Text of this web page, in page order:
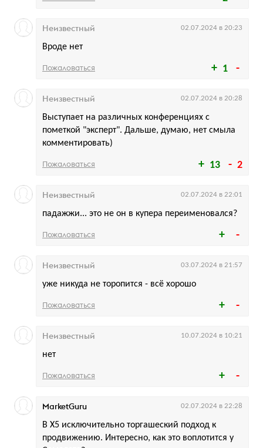
1
Вроде нет
Неизвестный 02.07.2024 в 20:23
Пожаловаться
13 2
Выступает на различных конференциях с
пометкой "эксперт". Дальше, думаю, нет смыла
комментировать)
Неизвестный 02.07.2024 в 20:28
Пожаловаться
падажжи... это не он в купера переименовался?
Неизвестный 02.07.2024 в 22:01
Пожаловаться
уже никуда не торопится - всё хорошо
Неизвестный 03.07.2024 в 21:57
Пожаловаться
нет
Неизвестный 10.07.2024 в 10:21
Пожаловаться
В X5 исключительно торгашеский подход к
продвижению. Интересно, как это воплотится у
MarketGuru 02.07.2024 в 22:28